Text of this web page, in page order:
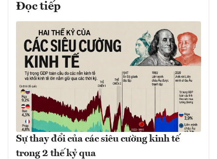
Đọc tiếp
Sự thay đổi của các siêu cường kinh tế
trong 2 thế kỷ qua